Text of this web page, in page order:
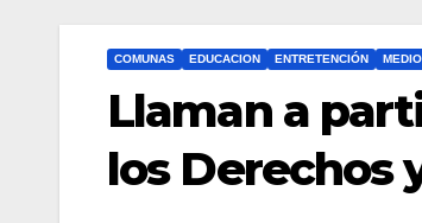
COMUNAS EDUCACION ENTRETENCIÓN
Llaman a
los Derechos